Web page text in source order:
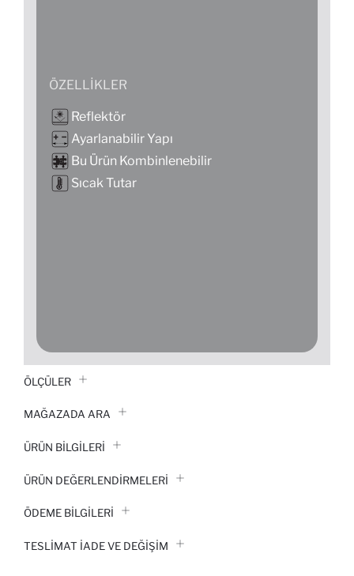
ÖZELLIKLER
Reflektör
Ayarlanabilir Yapı
Bu Ürün Kombinlenebilir
Sıcak Tutar
ÖLÇÜLER
MAĞAZADA ARA
ÜRÜN BILGILERI
ÜRÜN DEĞERLENDİRMELERİ
ÖDEME BİLGİLERİ
TESLIMAT İADE VE DEĞIŞIM